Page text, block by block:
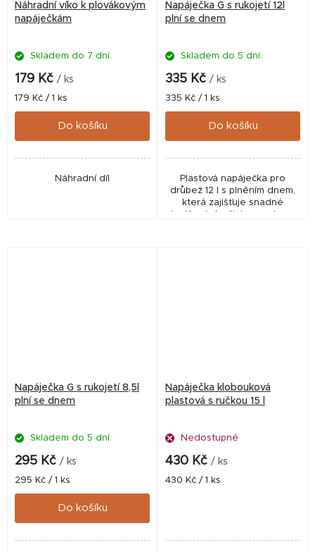
Náhradní víko k plovákovým
napáječkám
Skladem do 7 dní.
179 Kč / ks
Měrná
cena:
179 Kč / 1 ks
Do košíku
Náhradní díl
Napáječka G s rukojetí 12l
plní se dnem
Skladem do 5 dní.
335 Kč / ks
Měrná
cena:
335 Kč / 1 ks
Do košíku
Plastová napáječka pro
drůbež 12 l s plněním dnem,
která zajišťuje snadné
Napáječka G s rukojetí 8,5l
plní se dnem
Skladem do 5 dní.
295 Kč / ks
Měrná
cena:
295 Kč / 1 ks
Do košíku
Napáječka klobouková
plastová s ručkou 15 l
Nedostupné
430 Kč / ks
Měrná
430 Kč / 1 ks